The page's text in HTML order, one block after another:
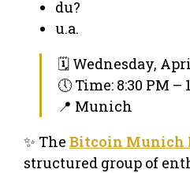
du?
u.a.
🗓 Wednesday,
🕔 Time: 8:30 PM –
📍 Munich
✨ The Bitcoin Munich
structured group of